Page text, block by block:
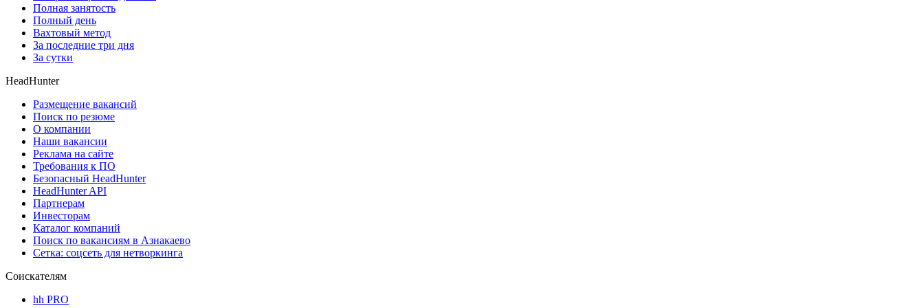
Полная занятость
Полный день
Вахтовый метод
За последние три дня
За сутки
HeadHunter
Размещение вакансий
Поиск по резюме
О компании
Наши вакансии
Реклама на сайте
Требования к ПО
Безопасный HeadHunter
HeadHunter API
Партнерам
Инвесторам
Каталог компаний
Поиск по вакансиям в Азнакаево
Сетка: соцсеть для нетворкинга
Соискателям
hh PRO